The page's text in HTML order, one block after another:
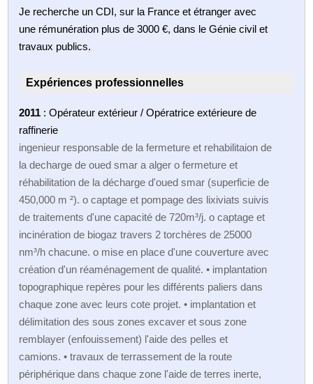
Je recherche un CDI, sur la France et étranger avec
une rémunération plus de 3000 €, dans le Génie civil et
travaux publics.
Expériences professionnelles
2011 : Opérateur extérieur / Opératrice extérieure de
raffinerie
ingenieur responsable de la fermeture et rehabilitaion de
la decharge de oued smar a alger o fermeture et
réhabilitation de la décharge d'oued smar (superficie de
450,000 m ²). o captage et pompage des lixiviats suivis
de traitements d'une capacité de 720m³/j. o captage et
incinération de biogaz travers 2 torchères de 25000
nm³/h chacune. o mise en place d'une couverture avec
création d'un réaménagement de qualité. • implantation
topographique repères pour les différents paliers dans
chaque zone avec leurs cote projet. • implantation et
délimitation des sous zones excaver et sous zone
remblayer (enfouissement) l'aide des pelles et
camions. • travaux de terrassement de la route
périphérique dans chaque zone l'aide de terres inerte,